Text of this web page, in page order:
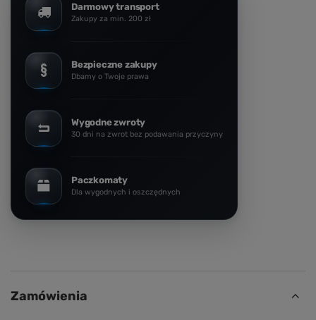
Darmowy transport
Zakupy za min. 200 zł
Bezpieczne zakupy
Dbamy o Twoje prawa
Wygodne zwroty
30 dni na zwrot bez podawania przyczyny
Paczkomaty
Dla wygodnych i oszczędnych
Zamówienia